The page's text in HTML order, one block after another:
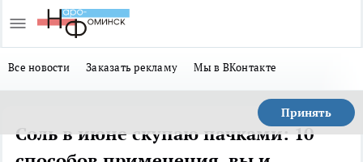
Все новости Заказать рекламу Мы в ВКонтакте
Принять
Соль в июне скупаю пачками: 10